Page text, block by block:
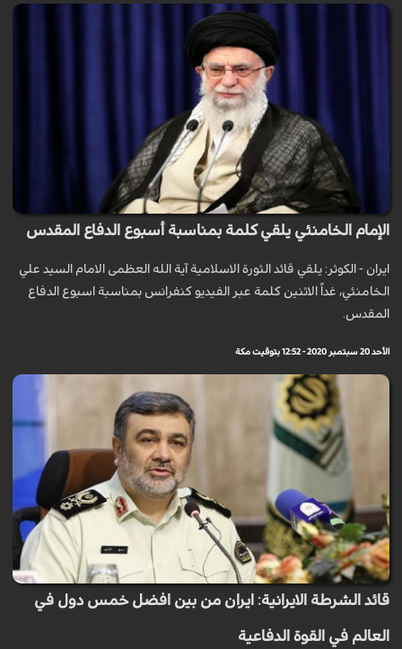
الإمام الخامنئي يلقي كلمة بمناسبة أسبوع الدفاع المقدس
ايران - الكوثر: يلقي قائد الثورة الاسلامية آية الله العظمى الامام السيد علي
الخامنئي، غداً الاثنين كلمة عبر الفيديو كنفرانس بمناسبة اسبوع الدفاع
المقدس.
الأحد 20 سبتمبر 2020 - 12:52 بتوقيت مكة
قائد الشرطة الايرانية: ايران من بين افضل خمس دول في
العالم في القوة الدفاعية